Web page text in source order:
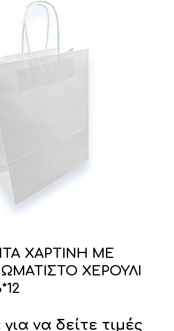
ΧΑΡΤΙΝΗ ΜΕ
ΧΕΡΟΥΛΙ
να δείτε τιμές